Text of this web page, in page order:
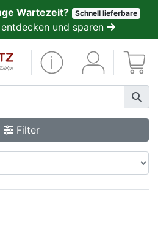
Wartezeit? Schnell lieferbare
und sparen
Filter